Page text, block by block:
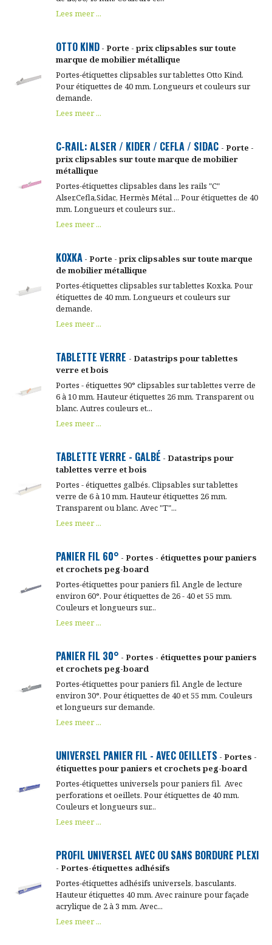
Lees meer ...
OTTO KIND- Porte - prix clipsables sur toute
marque de mobilier métallique
Portes-étiquettes clipsables sur tablettes Otto Kind.
Pour étiquettes de 40 mm. Longueurs et couleurs sur
demande.
Lees meer ...
C-RAIL: ALSER / KIDER / CEFLA / SIDAC - Porte -
prix clipsables sur toute marque de mobilier
métallique
Portes-étiquettes clipsables dans les rails "C"
Alser,Cefla,Sidac, Hermès Métal ... Pour étiquettes de 40
mm. Longueurs et couleurs sur...
Lees meer ...
KOXKA- Porte - prix clipsables sur toute marque
de mobilier métallique
Portes-étiquettes clipsables sur tablettes Koxka. Pour
étiquettes de 40 mm. Longueurs et couleurs sur
demande.
Lees meer ...
TABLETTE VERRE - Datastrips pour tablettes
verre et bois
Portes - étiquettes 90° clipsables sur tablettes verre de
6 à 10 mm. Hauteur étiquettes 26 mm. Transparent ou
blanc. Autres couleurs et...
Lees meer ...
TABLETTE VERRE - GALBÉ - Datastrips pour
tablettes verre et bois
Portes - étiquettes galbés. Clipsables sur tablettes
verre de 6 à 10 mm. Hauteur étiquettes 26 mm.
Transparent ou blanc. Avec "T"...
Lees meer ...
PANIER FIL 60° - Portes - étiquettes pour paniers
et crochets peg-board
Portes-étiquettes pour paniers fil. Angle de lecture
environ 60°. Pour étiquettes de 26 - 40 et 55 mm.
Couleurs et longueurs sur...
Lees meer ...
PANIER FIL 30° - Portes - étiquettes pour paniers
et crochets peg-board
Portes-étiquettes pour paniers fil. Angle de lecture
environ 30°. Pour étiquettes de 40 et 55 mm. Couleurs
et longueurs sur demande.
Lees meer ...
UNIVERSEL PANIER FIL - AVEC OEILLETS - Portes -
étiquettes pour paniers et crochets peg-board
Portes-étiquettes universels pour paniers fil. Avec
perforations et oeillets. Pour étiquettes de 40 mm.
Couleurs et longueurs sur...
Lees meer ...
PROFIL UNIVERSEL AVEC OU SANS BORDURE PLEXI
- Portes-étiquettes adhésifs
Portes-étiquettes adhésifs universels, basculants.
Hauteur étiquettes 40 mm. Avec rainure pour façade
acrylique de 2 à 3 mm. Avec...
Lees meer ...